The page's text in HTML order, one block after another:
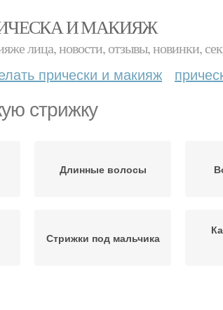
И МАКИЯЖ
лица, новости, отзывы, новинки,
прически и макияж
стрижку
Длинные волосы
Стрижки под мальчика